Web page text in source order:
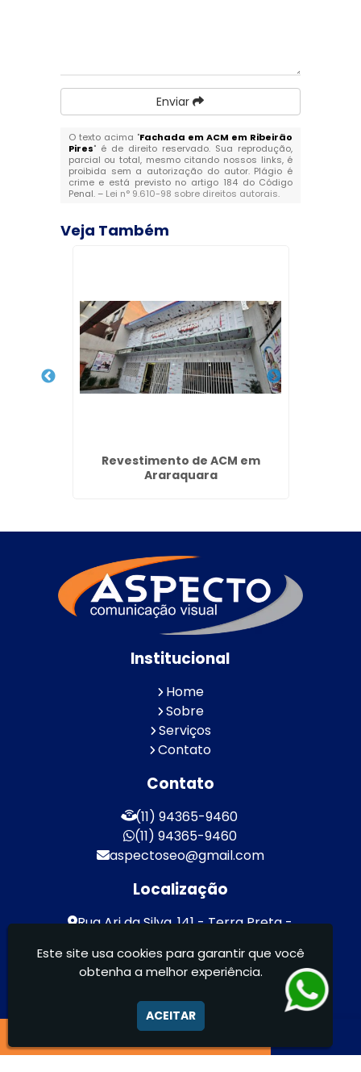
Enviar
O texto acima "Fachada em ACM em Ribeirão
Pires" é de direito reservado. Sua reprodução,
parcial ou total, mesmo citando nossos links, é
proibida sem a autorização do autor. Plágio é
crime e está previsto no artigo 184 do Código
Penal. – Lei n° 9.610-98 sobre direitos autorais.
Veja Também
Revestimento de ACM em
Araraquara
Institucional
Home
Sobre
Serviços
Contato
Contato
(11) 94365-9460
(11) 94365-9460
aspectoseo@gmail.com
Localização
Rua Ari da Silva, 141 - Terra Preta -
Aspecto Comunicação Visual Ltda -
Este site usa cookies para garantir que você
obtenha a melhor experiência.
ACEITAR